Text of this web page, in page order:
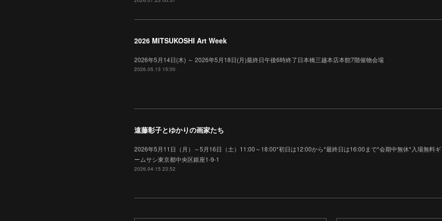
2026 MITSUKOSHI Art Week
2026年5月14日(木) ～ 2026年5月18日(月)最終日午後6時終了日本橋三越本店本館7階催物会場
2026.05.13 15:00
遠藤彰子とゆかりの画家たち
2026年5月11日（月）～5月16日（土）11:00～18:00*初日は12:00から*最終日は16:00まで*会期中無休*入場無料
ームサシ東京都中央区銀座1-9-1
2026.04.15 23:52